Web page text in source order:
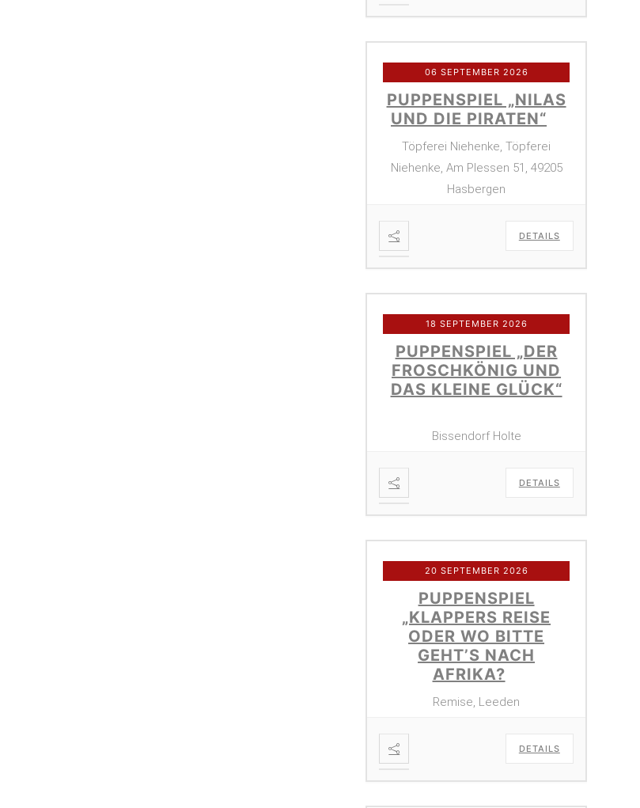
06 SEPTEMBER 2026
PUPPENSPIEL „NILAS
UND DIE PIRATEN“
Töpferei Niehenke, Töpferei
Niehenke, Am Plessen 51, 49205
Hasbergen
DETAILS
18 SEPTEMBER 2026
PUPPENSPIEL „DER
FROSCHKÖNIG UND
DAS KLEINE GLÜCK“
Bissendorf Holte
DETAILS
20 SEPTEMBER 2026
PUPPENSPIEL
„KLAPPERS REISE
ODER WO BITTE
GEHT’S NACH
AFRIKA?
Remise, Leeden
DETAILS